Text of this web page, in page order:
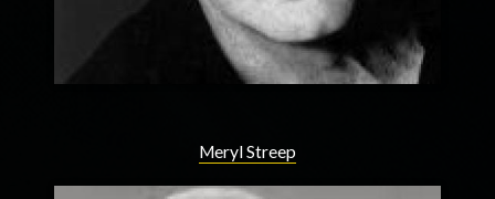
Meryl Streep